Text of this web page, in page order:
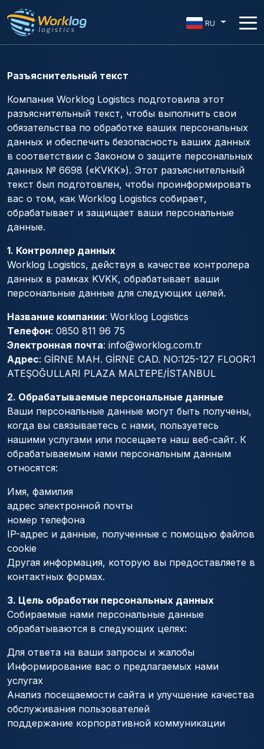
RU
Разъяснительный текст
Компания Worklog Logistics подготовила этот
разъяснительный текст, чтобы выполнить свои
обязательства по обработке ваших персональных
данных и обеспечить безопасность ваших данных
в соответствии с Законом о защите персональных
данных № 6698 («KVKK»). Этот разъяснительный
текст был подготовлен, чтобы проинформировать
вас о том, как Worklog Logistics собирает,
обрабатывает и защищает ваши персональные
данные.
1. Контроллер данных
Worklog Logistics, действуя в качестве контролера
данных в рамках KVKK, обрабатывает ваши
персональные данные для следующих целей.
Название компании: Worklog Logistics
Телефон: 0850 811 96 75
Электронная почта: info@worklog.com.tr
Адрес: GİRNE MAH. GİRNE CAD. NO:125-127 FLOOR:1
ATEŞOĞULLARI PLAZA MALTEPE/İSTANBUL
2. Обрабатываемые персональные данные
Ваши персональные данные могут быть получены,
когда вы связываетесь с нами, пользуетесь
нашими услугами или посещаете наш веб-сайт. К
обрабатываемым нами персональным данным
относятся:
Имя, фамилия
адрес электронной почты
номер телефона
IP-адрес и данные, полученные с помощью файлов
cookie
Другая информация, которую вы предоставляете в
контактных формах.
3. Цель обработки персональных данных
Собираемые нами персональные данные
обрабатываются в следующих целях:
Для ответа на ваши запросы и жалобы
Информирование вас о предлагаемых нами
услугах
Анализ посещаемости сайта и улучшение качества
обслуживания пользователей
поддержание корпоративной коммуникации